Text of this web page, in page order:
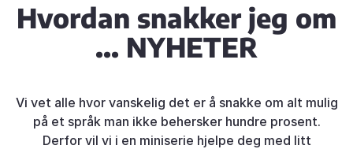
Hvordan snakker jeg om
... NYHETER
Vi vet alle hvor vanskelig det er å snakke om alt mulig
på et språk man ikke behersker hundre prosent.
Derfor vil vi i en miniserie hjelpe deg med litt